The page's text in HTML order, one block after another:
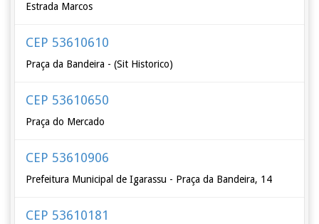
Estrada Marcos
CEP 53610610
Praça da Bandeira - (Sit Historico)
CEP 53610650
Praça do Mercado
CEP 53610906
Prefeitura Municipal de Igarassu - Praça da Bandeira, 14
CEP 53610181